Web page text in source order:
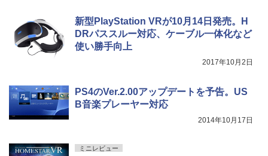
新型PlayStation VRが10月14日発売。H
DRパススルー対応、ケーブル一体化など
使い勝手向上
2017年10月2日
PS4のVer.2.00アップデートを予告。US
B音楽プレーヤー対応
2014年10月17日
ミニレビュー